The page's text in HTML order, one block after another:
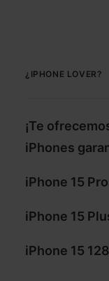
¿IPHONE LOVER?
¡Te
iPhones
iPhone 15
iPhone 15
iPhone 15